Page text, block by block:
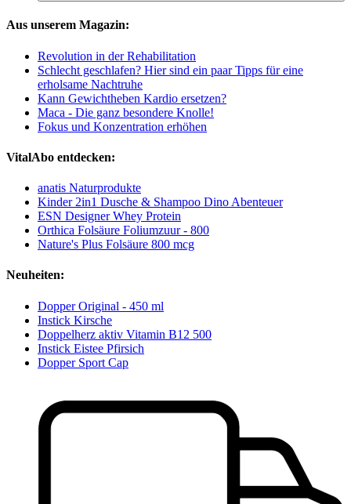
Aus unserem Magazin:
Revolution in der Rehabilitation
Schlecht geschlafen? Hier sind ein paar Tipps für eine
erholsame Nachtruhe
Kann Gewichtheben Kardio ersetzen?
Maca - Die ganz besondere Knolle!
Fokus und Konzentration erhöhen
VitalAbo entdecken:
anatis Naturprodukte
Kinder 2in1 Dusche & Shampoo Dino Abenteuer
ESN Designer Whey Protein
Orthica Folsäure Foliumzuur - 800
Nature's Plus Folsäure 800 mcg
Neuheiten:
Dopper Original - 450 ml
Instick Kirsche
Doppelherz aktiv Vitamin B12 500
Instick Eistee Pfirsich
Dopper Sport Cap